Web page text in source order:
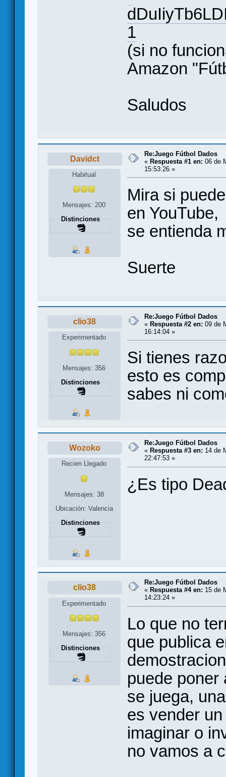
1
(si no
Amazon
Saludos
Davidct
Habitual
Mensajes: 200
Distinciones
Re:Juego Fútbol Dados
« Respuesta #1 en: 06 de
15:53:26 »
Mira si
en
se entienda
Suerte
clio38
Experimentado
Mensajes: 356
Distinciones
Re:Juego Fútbol Dados
« Respuesta #2 en: 09 de
16:14:04 »
Si tienes
esto es
sabes ni
Wozoko
Recien Llegado
Mensajes: 38
Ubicación: Valencia
Distinciones
Re:Juego Fútbol Dados
« Respuesta #3 en: 14 de
22:47:53 »
¿Es tipo
clio38
Experimentado
Mensajes: 356
Distinciones
Re:Juego Fútbol Dados
« Respuesta #4 en: 15 de
14:23:24 »
Lo que no
que publica
puede poner
se juega,
es vender
imaginar o
no vamos a